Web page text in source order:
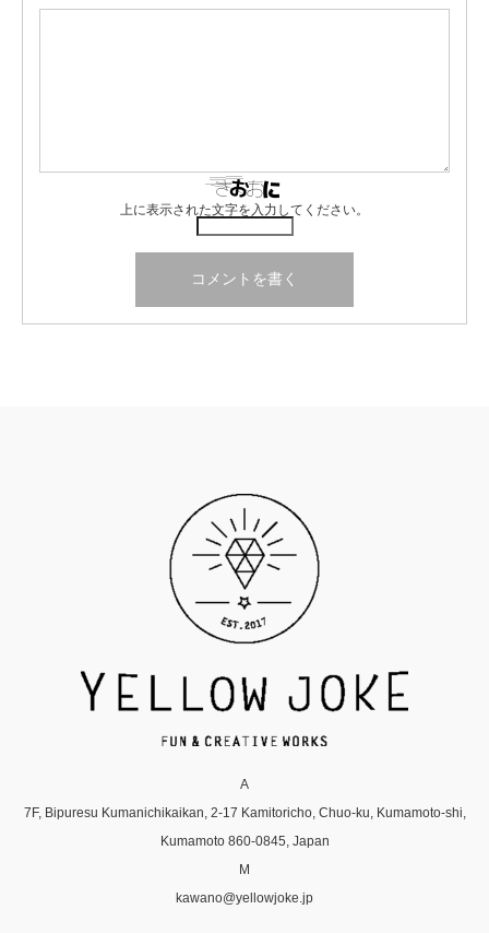
上に表示された文字を入力してください。
A
7F, Bipuresu Kumanichikaikan, 2-17 Kamitoricho, Chuo-ku, Kumamoto-shi,
Kumamoto 860-0845, Japan
M
kawano@yellowjoke.jp